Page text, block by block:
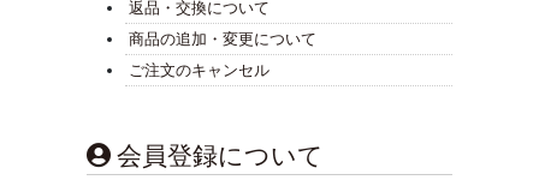
返品・交換について
商品の追加・変更について
ご注文のキャンセル
会員登録について